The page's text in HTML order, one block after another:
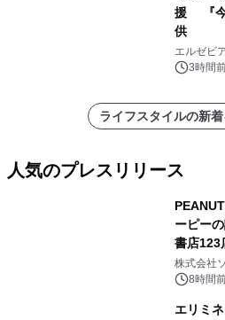
援 『今
供
エルゼビ
3時間
ライフスタイルの新
人気のプレスリリース
ーピー
書店123
株式会社
8時間
エリミ